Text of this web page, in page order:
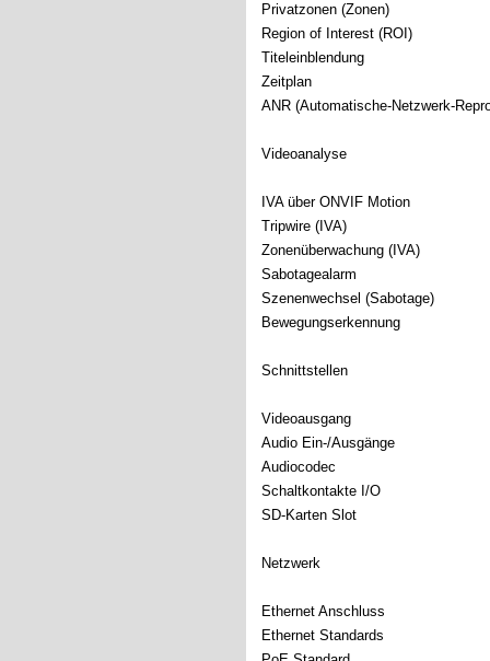
Privatzonen (Zonen)
Region of Interest (ROI)
Titeleinblendung
Zeitplan
ANR (Automatische-Netzwerk-
Videoanalyse
IVA über ONVIF Motion
Tripwire (IVA)
Zonenüberwachung (IVA)
Sabotagealarm
Szenenwechsel (Sabotage)
Bewegungserkennung
Schnittstellen
Videoausgang
Audio Ein-/Ausgänge
Audiocodec
Schaltkontakte I/O
SD-Karten Slot
Netzwerk
Ethernet Anschluss
Ethernet Standards